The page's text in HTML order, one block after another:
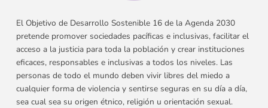
El Objetivo de Desarrollo Sostenible 16 de la Agenda 2030
pretende promover sociedades pacíficas e inclusivas, facilitar el
acceso a la justicia para toda la población y crear instituciones
eficaces, responsables e inclusivas a todos los niveles. Las
personas de todo el mundo deben vivir libres del miedo a
cualquier forma de violencia y sentirse seguras en su día a día,
sea cual sea su origen étnico, religión u orientación sexual.